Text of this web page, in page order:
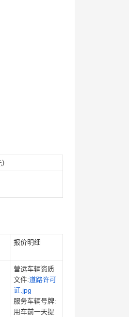
报价明细
营运车辆资质
文件:道路许可
证.jpg
服务车辆号牌:
用车前一天提